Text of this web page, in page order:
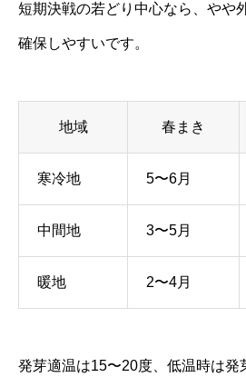
短期決戦の若どり中心なら、やや
確保しやすいです。
地域 春まき
寒冷地 5〜6月
中間地 3〜5月
暖地 2〜4月
発芽適温は15〜20度、低温時は発